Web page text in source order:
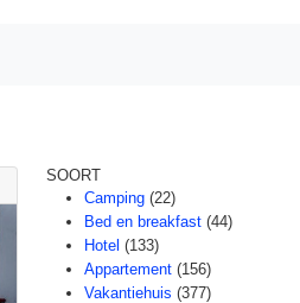
SOORT
Camping (22)
Bed en breakfast (44)
Hotel (133)
Appartement (156)
Vakantiehuis (377)